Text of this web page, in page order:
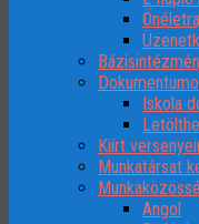
Iskola
Kiírt
Munkatársat
Angol